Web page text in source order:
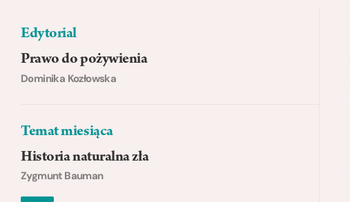
Edytorial
Prawo do pożywienia
Dominika Kozłowska
Temat miesiąca
Historia naturalna zła
Zygmunt Bauman